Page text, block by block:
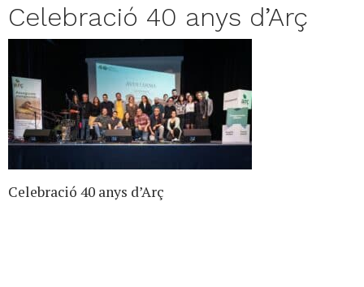
Celebració 40 anys d’Arç
Celebració 40 anys d’Arç